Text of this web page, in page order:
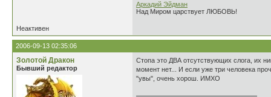
Аркадий Эйдман
Над Миром царствует ЛЮБОВЬ!
Неактивен
2006-09-13 02:35:06
Золотой Дракон
Бывший редактор
Стопа это ДВА отсутствующих слога, их
момент нет... И если уже три человека
"увы", очень хорош. ИМХО